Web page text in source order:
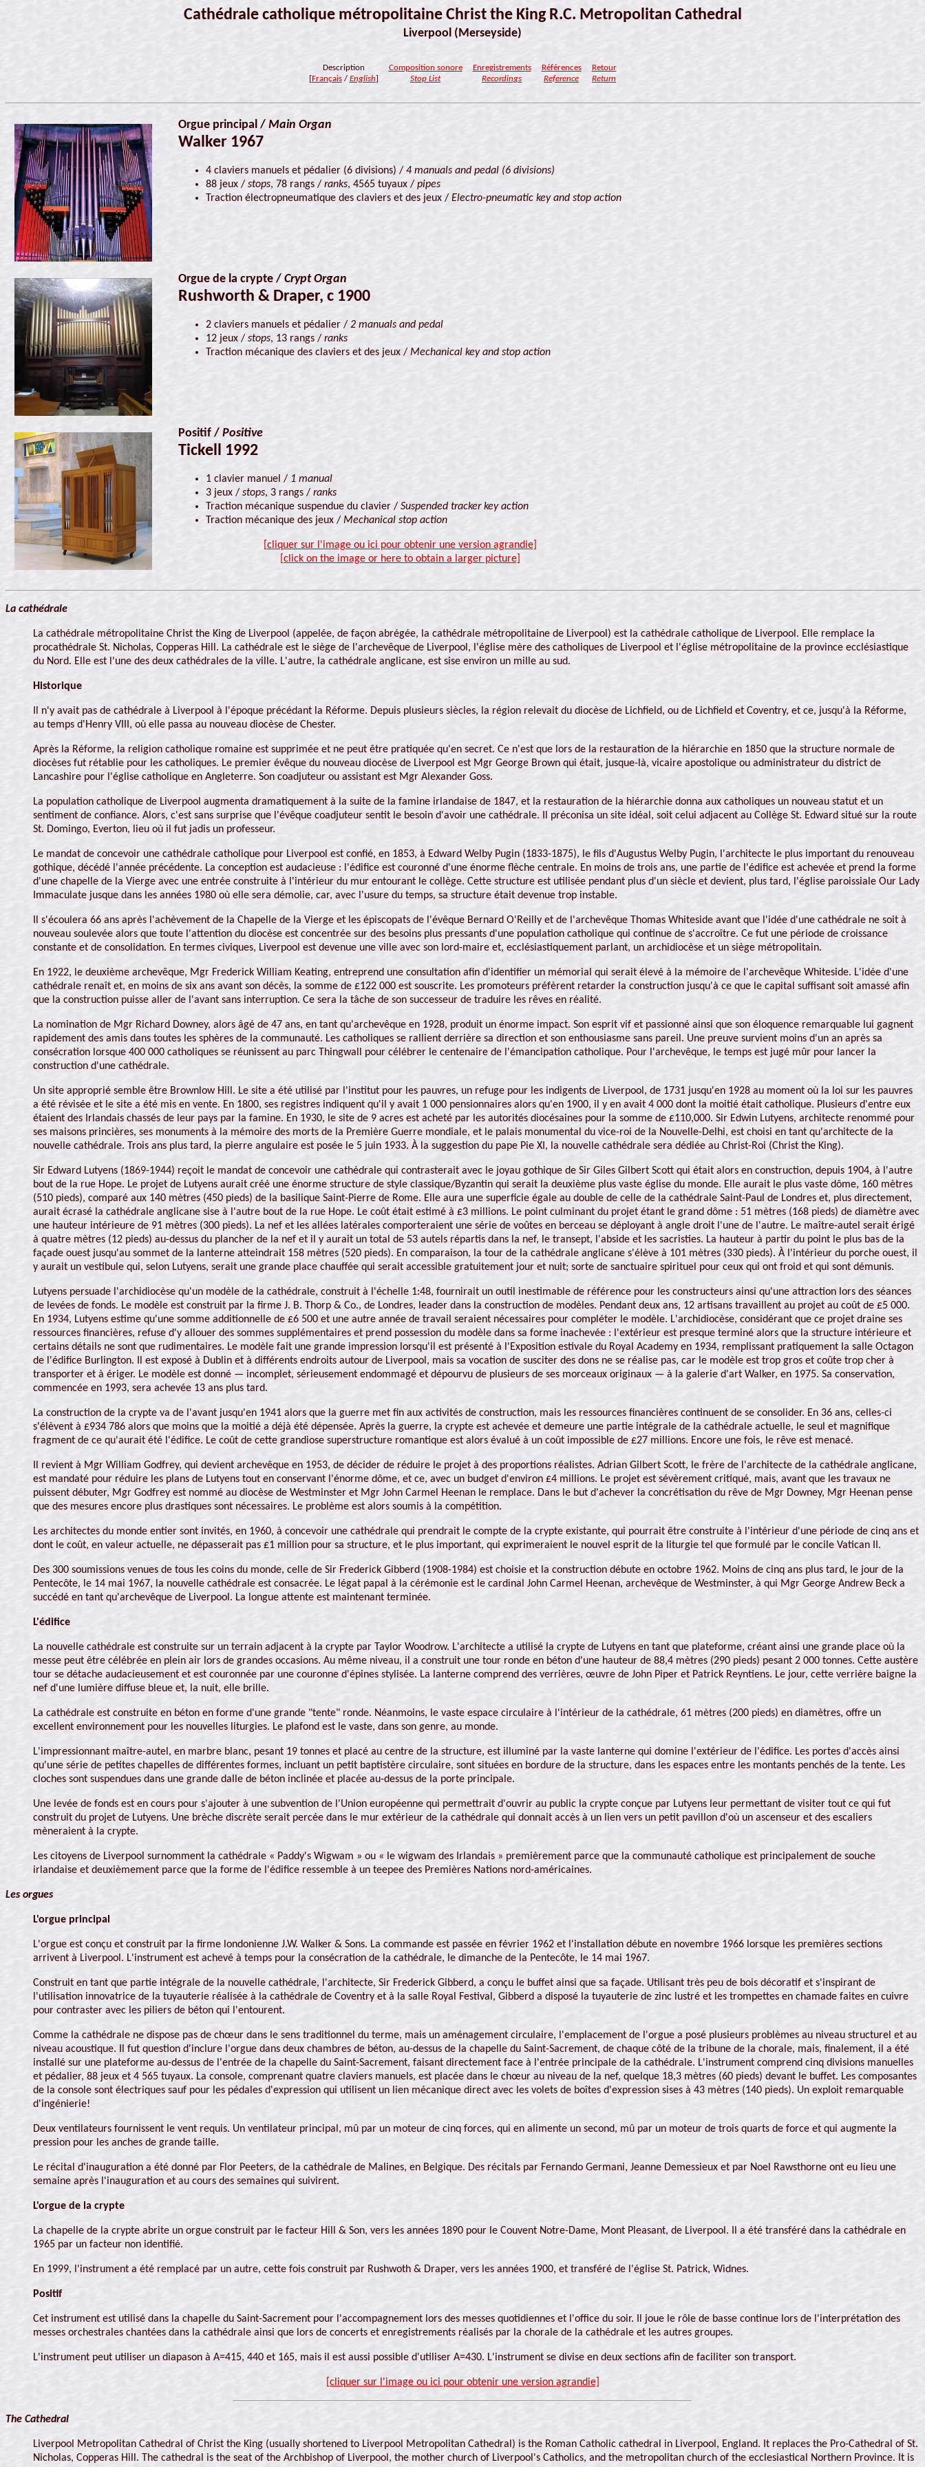
Cathédrale catholique métropolitaine Christ the King R.C. Metropolitan Cathedral
Liverpool (Merseyside)
Description
Français/ English
Composition sonore
Stop List
Enregistrements
Recordings
Références
Reference
Retour
Return
Orgue principal / Main Organ
Walker 1967
4 claviers manuels et pédalier (6 divisions) / 4 manuals and pedal (6 divisions)
88 jeux / stops, 78 rangs / ranks, 4565 tuyaux / pipes
Traction électropneumatique des claviers et des jeux / Electro-pneumatic key and stop action
Orgue de la crypte / Crypt Organ
Rushworth & Draper, c 1900
2 claviers manuels et pédalier / 2 manuals and pedal
12 jeux / stops, 13 rangs / ranks
Traction mécanique des claviers et des jeux / Mechanical key and stop action
Positif / Positive
Tickell 1992
1 clavier manuel / 1 manual
3 jeux / stops, 3 rangs / ranks
Traction mécanique suspendue du clavier / Suspended tracker key action
Traction mécanique des jeux / Mechanical stop action
[cliquer sur l'image ou ici pour obtenir une version agrandie]
[click on the image or here to obtain a larger picture]
La cathédrale
La cathédrale métropolitaine Christ the King de Liverpool (appelée, de façon abrégée, la cathédrale métropolitaine de Liverpool) est la cathédrale catholique de Liverpool. Elle remplace la
procathédrale St. Nicholas, Copperas Hill. La cathédrale est le siège de l'archevêque de Liverpool, l'église mère des catholiques de Liverpool et l'église métropolitaine de la province ecclésiastique
du Nord. Elle est l'une des deux cathédrales de la ville. L'autre, la cathédrale anglicane, est sise environ un mille au sud.
Historique
Il n'y avait pas de cathédrale à Liverpool à l'époque précédant la Réforme. Depuis plusieurs siècles, la région relevait du diocèse de Lichfield, ou de Lichfield et Coventry, et ce, jusqu'à la Réforme,
au temps d'Henry VIII, où elle passa au nouveau diocèse de Chester.
Après la Réforme, la religion catholique romaine est supprimée et ne peut être pratiquée qu'en secret. Ce n'est que lors de la restauration de la hiérarchie en 1850 que la structure normale de
diocèses fut rétablie pour les catholiques. Le premier évêque du nouveau diocèse de Liverpool est Mgr George Brown qui était, jusque-là, vicaire apostolique ou administrateur du district de
Lancashire pour l'église catholique en Angleterre. Son coadjuteur ou assistant est Mgr Alexander Goss.
La population catholique de Liverpool augmenta dramatiquement à la suite de la famine irlandaise de 1847, et la restauration de la hiérarchie donna aux catholiques un nouveau statut et un
sentiment de confiance. Alors, c'est sans surprise que l'évêque coadjuteur sentit le besoin d'avoir une cathédrale. Il préconisa un site idéal, soit celui adjacent au Collège St. Edward situé sur la route
St. Domingo, Everton, lieu où il fut jadis un professeur.
Le mandat de concevoir une cathédrale catholique pour Liverpool est confié, en 1853, à Edward Welby Pugin (1833-1875), le fils d'Augustus Welby Pugin, l'architecte le plus important du renouveau
gothique, décédé l'année précédente. La conception est audacieuse : l'édifice est couronné d'une énorme flèche centrale. En moins de trois ans, une partie de l'édifice est achevée et prend la forme
d'une chapelle de la Vierge avec une entrée construite à l'intérieur du mur entourant le collège. Cette structure est utilisée pendant plus d'un siècle et devient, plus tard, l'église paroissiale Our Lady
Immaculate jusque dans les années 1980 où elle sera démolie, car, avec l'usure du temps, sa structure était devenue trop instable.
Il s'écoulera 66 ans après l'achèvement de la Chapelle de la Vierge et les épiscopats de l'évêque Bernard O'Reilly et de l'archevêque Thomas Whiteside avant que l'idée d'une cathédrale ne soit à
nouveau soulevée alors que toute l'attention du diocèse est concentrée sur des besoins plus pressants d'une population catholique qui continue de s'accroître. Ce fut une période de croissance
constante et de consolidation. En termes civiques, Liverpool est devenue une ville avec son lord-maire et, ecclésiastiquement parlant, un archidiocèse et un siège métropolitain.
En 1922, le deuxième archevêque, Mgr Frederick William Keating, entreprend une consultation afin d'identifier un mémorial qui serait élevé à la mémoire de l'archevêque Whiteside. L'idée d'une
cathédrale renaît et, en moins de six ans avant son décès, la somme de £122 000 est souscrite. Les promoteurs préfèrent retarder la construction jusqu'à ce que le capital suffisant soit amassé afin
que la construction puisse aller de l'avant sans interruption. Ce sera la tâche de son successeur de traduire les rêves en réalité.
La nomination de Mgr Richard Downey, alors âgé de 47 ans, en tant qu'archevêque en 1928, produit un énorme impact. Son esprit vif et passionné ainsi que son éloquence remarquable lui gagnent
rapidement des amis dans toutes les sphères de la communauté. Les catholiques se rallient derrière sa direction et son enthousiasme sans pareil. Une preuve survient moins d'un an après sa
consécration lorsque 400 000 catholiques se réunissent au parc Thingwall pour célébrer le centenaire de l'émancipation catholique. Pour l'archevêque, le temps est jugé mûr pour lancer la
construction d'une cathédrale.
Un site approprié semble être Brownlow Hill. Le site a été utilisé par l'institut pour les pauvres, un refuge pour les indigents de Liverpool, de 1731 jusqu'en 1928 au moment où la loi sur les pauvres
a été révisée et le site a été mis en vente. En 1800, ses registres indiquent qu'il y avait 1 000 pensionnaires alors qu'en 1900, il y en avait 4 000 dont la moitié était catholique. Plusieurs d'entre eux
étaient des Irlandais chassés de leur pays par la famine. En 1930, le site de 9 acres est acheté par les autorités diocésaines pour la somme de £110,000. Sir Edwin Lutyens, architecte renommé pour
ses maisons princières, ses monuments à la mémoire des morts de la Première Guerre mondiale, et le palais monumental du vice-roi de la Nouvelle-Delhi, est choisi en tant qu'architecte de la
nouvelle cathédrale. Trois ans plus tard, la pierre angulaire est posée le 5 juin 1933. À la suggestion du pape Pie XI, la nouvelle cathédrale sera dédiée au Christ-Roi (Christ the King).
Sir Edward Lutyens (1869-1944) reçoit le mandat de concevoir une cathédrale qui contrasterait avec le joyau gothique de Sir Giles Gilbert Scott qui était alors en construction, depuis 1904, à l'autre
bout de la rue Hope. Le projet de Lutyens aurait créé une énorme structure de style classique/Byzantin qui serait la deuxième plus vaste église du monde. Elle aurait le plus vaste dôme, 160 mètres
(510 pieds), comparé aux 140 mètres (450 pieds) de la basilique Saint-Pierre de Rome. Elle aura une superficie égale au double de celle de la cathédrale Saint-Paul de Londres et, plus directement,
aurait écrasé la cathédrale anglicane sise à l'autre bout de la rue Hope. Le coût était estimé à £3 millions. Le point culminant du projet étant le grand dôme : 51 mètres (168 pieds) de diamètre avec
une hauteur intérieure de 91 mètres (300 pieds). La nef et les allées latérales comporteraient une série de voûtes en berceau se déployant à angle droit l'une de l'autre. Le maître-autel serait érigé
à quatre mètres (12 pieds) au-dessus du plancher de la nef et il y aurait un total de 53 autels répartis dans la nef, le transept, l'abside et les sacristies. La hauteur à partir du point le plus bas de la
façade ouest jusqu'au sommet de la lanterne atteindrait 158 mètres (520 pieds). En comparaison, la tour de la cathédrale anglicane s'élève à 101 mètres (330 pieds). À l'intérieur du porche ouest, il
y aurait un vestibule qui, selon Lutyens, serait une grande place chauffée qui serait accessible gratuitement jour et nuit; sorte de sanctuaire spirituel pour ceux qui ont froid et qui sont démunis.
Lutyens persuade l'archidiocèse qu'un modèle de la cathédrale, construit à l'échelle 1:48, fournirait un outil inestimable de référence pour les constructeurs ainsi qu'une attraction lors des séances
de levées de fonds. Le modèle est construit par la firme J. B. Thorp & Co., de Londres, leader dans la construction de modèles. Pendant deux ans, 12 artisans travaillent au projet au coût de £5 000.
En 1934, Lutyens estime qu'une somme additionnelle de £6 500 et une autre année de travail seraient nécessaires pour compléter le modèle. L'archidiocèse, considérant que ce projet draine ses
ressources financières, refuse d'y allouer des sommes supplémentaires et prend possession du modèle dans sa forme inachevée : l'extérieur est presque terminé alors que la structure intérieure et
certains détails ne sont que rudimentaires. Le modèle fait une grande impression lorsqu'il est présenté à l'Exposition estivale du Royal Academy en 1934, remplissant pratiquement la salle Octagon
de l'édifice Burlington. Il est exposé à Dublin et à différents endroits autour de Liverpool, mais sa vocation de susciter des dons ne se réalise pas, car le modèle est trop gros et coûte trop cher à
transporter et à ériger. Le modèle est donné — incomplet, sérieusement endommagé et dépourvu de plusieurs de ses morceaux originaux — à la galerie d'art Walker, en 1975. Sa conservation,
commencée en 1993, sera achevée 13 ans plus tard.
La construction de la crypte va de l'avant jusqu'en 1941 alors que la guerre met fin aux activités de construction, mais les ressources financières continuent de se consolider. En 36 ans, celles-ci
s'élèvent à £934 786 alors que moins que la moitié a déjà été dépensée. Après la guerre, la crypte est achevée et demeure une partie intégrale de la cathédrale actuelle, le seul et magnifique
fragment de ce qu'aurait été l'édifice. Le coût de cette grandiose superstructure romantique est alors évalué à un coût impossible de £27 millions. Encore une fois, le rêve est menacé.
Il revient à Mgr William Godfrey, qui devient archevêque en 1953, de décider de réduire le projet à des proportions réalistes. Adrian Gilbert Scott, le frère de l'architecte de la cathédrale anglicane,
est mandaté pour réduire les plans de Lutyens tout en conservant l'énorme dôme, et ce, avec un budget d'environ £4 millions. Le projet est sévèrement critiqué, mais, avant que les travaux ne
puissent débuter, Mgr Godfrey est nommé au diocèse de Westminster et Mgr John Carmel Heenan le remplace. Dans le but d'achever la concrétisation du rêve de Mgr Downey, Mgr Heenan pense
que des mesures encore plus drastiques sont nécessaires. Le problème est alors soumis à la compétition.
Les architectes du monde entier sont invités, en 1960, à concevoir une cathédrale qui prendrait le compte de la crypte existante, qui pourrait être construite à l'intérieur d'une période de cinq ans et
dont le coût, en valeur actuelle, ne dépasserait pas £1 million pour sa structure, et le plus important, qui exprimeraient le nouvel esprit de la liturgie tel que formulé par le concile Vatican II.
Des 300 soumissions venues de tous les coins du monde, celle de Sir Frederick Gibberd (1908-1984) est choisie et la construction débute en octobre 1962. Moins de cinq ans plus tard, le jour de la
Pentecôte, le 14 mai 1967, la nouvelle cathédrale est consacrée. Le légat papal à la cérémonie est le cardinal John Carmel Heenan, archevêque de Westminster, à qui Mgr George Andrew Beck a
succédé en tant qu'archevêque de Liverpool. La longue attente est maintenant terminée.
L'édifice
La nouvelle cathédrale est construite sur un terrain adjacent à la crypte par Taylor Woodrow. L'architecte a utilisé la crypte de Lutyens en tant que plateforme, créant ainsi une grande place où la
messe peut être célébrée en plein air lors de grandes occasions. Au même niveau, il a construit une tour ronde en béton d'une hauteur de 88,4 mètres (290 pieds) pesant 2 000 tonnes. Cette austère
tour se détache audacieusement et est couronnée par une couronne d'épines stylisée. La lanterne comprend des verrières, œuvre de John Piper et Patrick Reyntiens. Le jour, cette verrière baigne la
nef d'une lumière diffuse bleue et, la nuit, elle brille.
La cathédrale est construite en béton en forme d'une grande "tente" ronde. Néanmoins, le vaste espace circulaire à l'intérieur de la cathédrale, 61 mètres (200 pieds) en diamètres, offre un
excellent environnement pour les nouvelles liturgies. Le plafond est le vaste, dans son genre, au monde.
L'impressionnant maître-autel, en marbre blanc, pesant 19 tonnes et placé au centre de la structure, est illuminé par la vaste lanterne qui domine l'extérieur de l'édifice. Les portes d'accès ainsi
qu'une série de petites chapelles de différentes formes, incluant un petit baptistère circulaire, sont situées en bordure de la structure, dans les espaces entre les montants penchés de la tente. Les
cloches sont suspendues dans une grande dalle de béton inclinée et placée au-dessus de la porte principale.
Une levée de fonds est en cours pour s'ajouter à une subvention de l'Union européenne qui permettrait d'ouvrir au public la crypte conçue par Lutyens leur permettant de visiter tout ce qui fut
construit du projet de Lutyens. Une brèche discrète serait percée dans le mur extérieur de la cathédrale qui donnait accès à un lien vers un petit pavillon d'où un ascenseur et des escaliers
mèneraient à la crypte.
Les citoyens de Liverpool surnomment la cathédrale « Paddy's Wigwam » ou « le wigwam des Irlandais » premièrement parce que la communauté catholique est principalement de souche
irlandaise et deuxièmement parce que la forme de l'édifice ressemble à un teepee des Premières Nations nord-américaines.
Les orgues
L'orgue principal
L'orgue est conçu et construit par la firme londonienne J.W. Walker & Sons. La commande est passée en février 1962 et l'installation débute en novembre 1966 lorsque les premières sections
arrivent à Liverpool. L'instrument est achevé à temps pour la consécration de la cathédrale, le dimanche de la Pentecôte, le 14 mai 1967.
Construit en tant que partie intégrale de la nouvelle cathédrale, l'architecte, Sir Frederick Gibberd, a conçu le buffet ainsi que sa façade. Utilisant très peu de bois décoratif et s'inspirant de
l'utilisation innovatrice de la tuyauterie réalisée à la cathédrale de Coventry et à la salle Royal Festival, Gibberd a disposé la tuyauterie de zinc lustré et les trompettes en chamade faites en cuivre
pour contraster avec les piliers de béton qui l'entourent.
Comme la cathédrale ne dispose pas de chœur dans le sens traditionnel du terme, mais un aménagement circulaire, l'emplacement de l'orgue a posé plusieurs problèmes au niveau structurel et au
niveau acoustique. Il fut question d'inclure l'orgue dans deux chambres de béton, au-dessus de la chapelle du Saint-Sacrement, de chaque côté de la tribune de la chorale, mais, finalement, il a été
installé sur une plateforme au-dessus de l'entrée de la chapelle du Saint-Sacrement, faisant directement face à l'entrée principale de la cathédrale. L'instrument comprend cinq divisions manuelles
et pédalier, 88 jeux et 4 565 tuyaux. La console, comprenant quatre claviers manuels, est placée dans le chœur au niveau de la nef, quelque 18,3 mètres (60 pieds) devant le buffet. Les composantes
de la console sont électriques sauf pour les pédales d'expression qui utilisent un lien mécanique direct avec les volets de boîtes d'expression sises à 43 mètres (140 pieds). Un exploit remarquable
d'ingénierie!
Deux ventilateurs fournissent le vent requis. Un ventilateur principal, mû par un moteur de cinq forces, qui en alimente un second, mû par un moteur de trois quarts de force et qui augmente la
pression pour les anches de grande taille.
Le récital d'inauguration a été donné par Flor Peeters, de la cathédrale de Malines, en Belgique. Des récitals par Fernando Germani, Jeanne Demessieux et par Noel Rawsthorne ont eu lieu une
semaine après l'inauguration et au cours des semaines qui suivirent.
L'orgue de la crypte
La chapelle de la crypte abrite un orgue construit par le facteur Hill & Son, vers les années 1890 pour le Couvent Notre-Dame, Mont Pleasant, de Liverpool. Il a été transféré dans la cathédrale en
1965 par un facteur non identifié.
En 1999, l'instrument a été remplacé par un autre, cette fois construit par Rushwoth & Draper, vers les années 1900, et transféré de l'église St. Patrick, Widnes.
Positif
Cet instrument est utilisé dans la chapelle du Saint-Sacrement pour l'accompagnement lors des messes quotidiennes et l'office du soir. Il joue le rôle de basse continue lors de l'interprétation des
messes orchestrales chantées dans la cathédrale ainsi que lors de concerts et enregistrements réalisés par la chorale de la cathédrale et les autres groupes.
L'instrument peut utiliser un diapason à A=415, 440 et 165, mais il est aussi possible d'utiliser A=430. L'instrument se divise en deux sections afin de faciliter son transport.
[cliquer sur l'image ou ici pour obtenir une version agrandie]
The Cathedral
Liverpool Metropolitan Cathedral of Christ the King (usually shortened to Liverpool Metropolitan Cathedral) is the Roman Catholic cathedral in Liverpool, England. It replaces the Pro-Cathedral of St.
Nicholas, Copperas Hill. The cathedral is the seat of the Archbishop of Liverpool, the mother church of Liverpool's Catholics, and the metropolitan church of the ecclesiastical Northern Province. It is